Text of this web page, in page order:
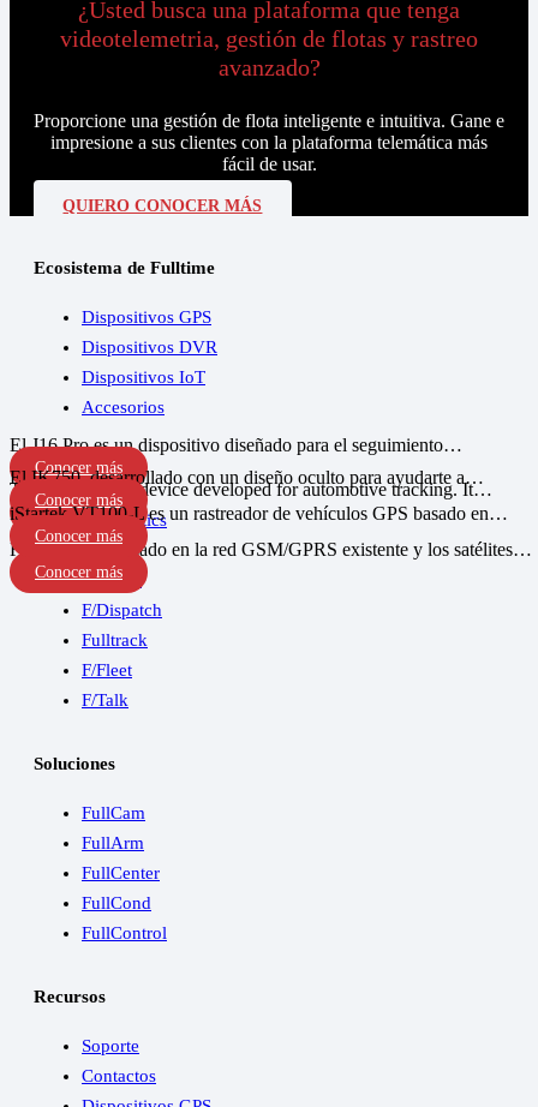
El J16 Pro es un dispositivo diseñado para el seguimiento…
Conocer más
Funcionando basado en la red GSM/GPRS existente y los satélites…
Conocer más
The GT02D is a device developed for automotive tracking. It…
Conocer más
El IK750, desarrollado con un diseño oculto para ayudarte a…
Conocer más
iStartek VT100-L es un rastreador de vehículos GPS basado en…
Conocer más
¿Usted busca una plataforma que tenga
videotelemetria, gestión de flotas y rastreo
avanzado?
Proporcione una gestión de flota inteligente e intuitiva. Gane e
impresione a sus clientes con la plataforma telemática más
fácil de usar.
QUIERO CONOCER MÁS
Ecosistema de Fulltime
Dispositivos GPS
Dispositivos DVR
Dispositivos IoT
Accesorios
Módulos
F/Analytics
F/View
F/Speed
F/Dispatch
Fulltrack
F/Fleet
F/Talk
Soluciones
FullCam
FullArm
FullCenter
FullCond
FullControl
Recursos
Soporte
Contactos